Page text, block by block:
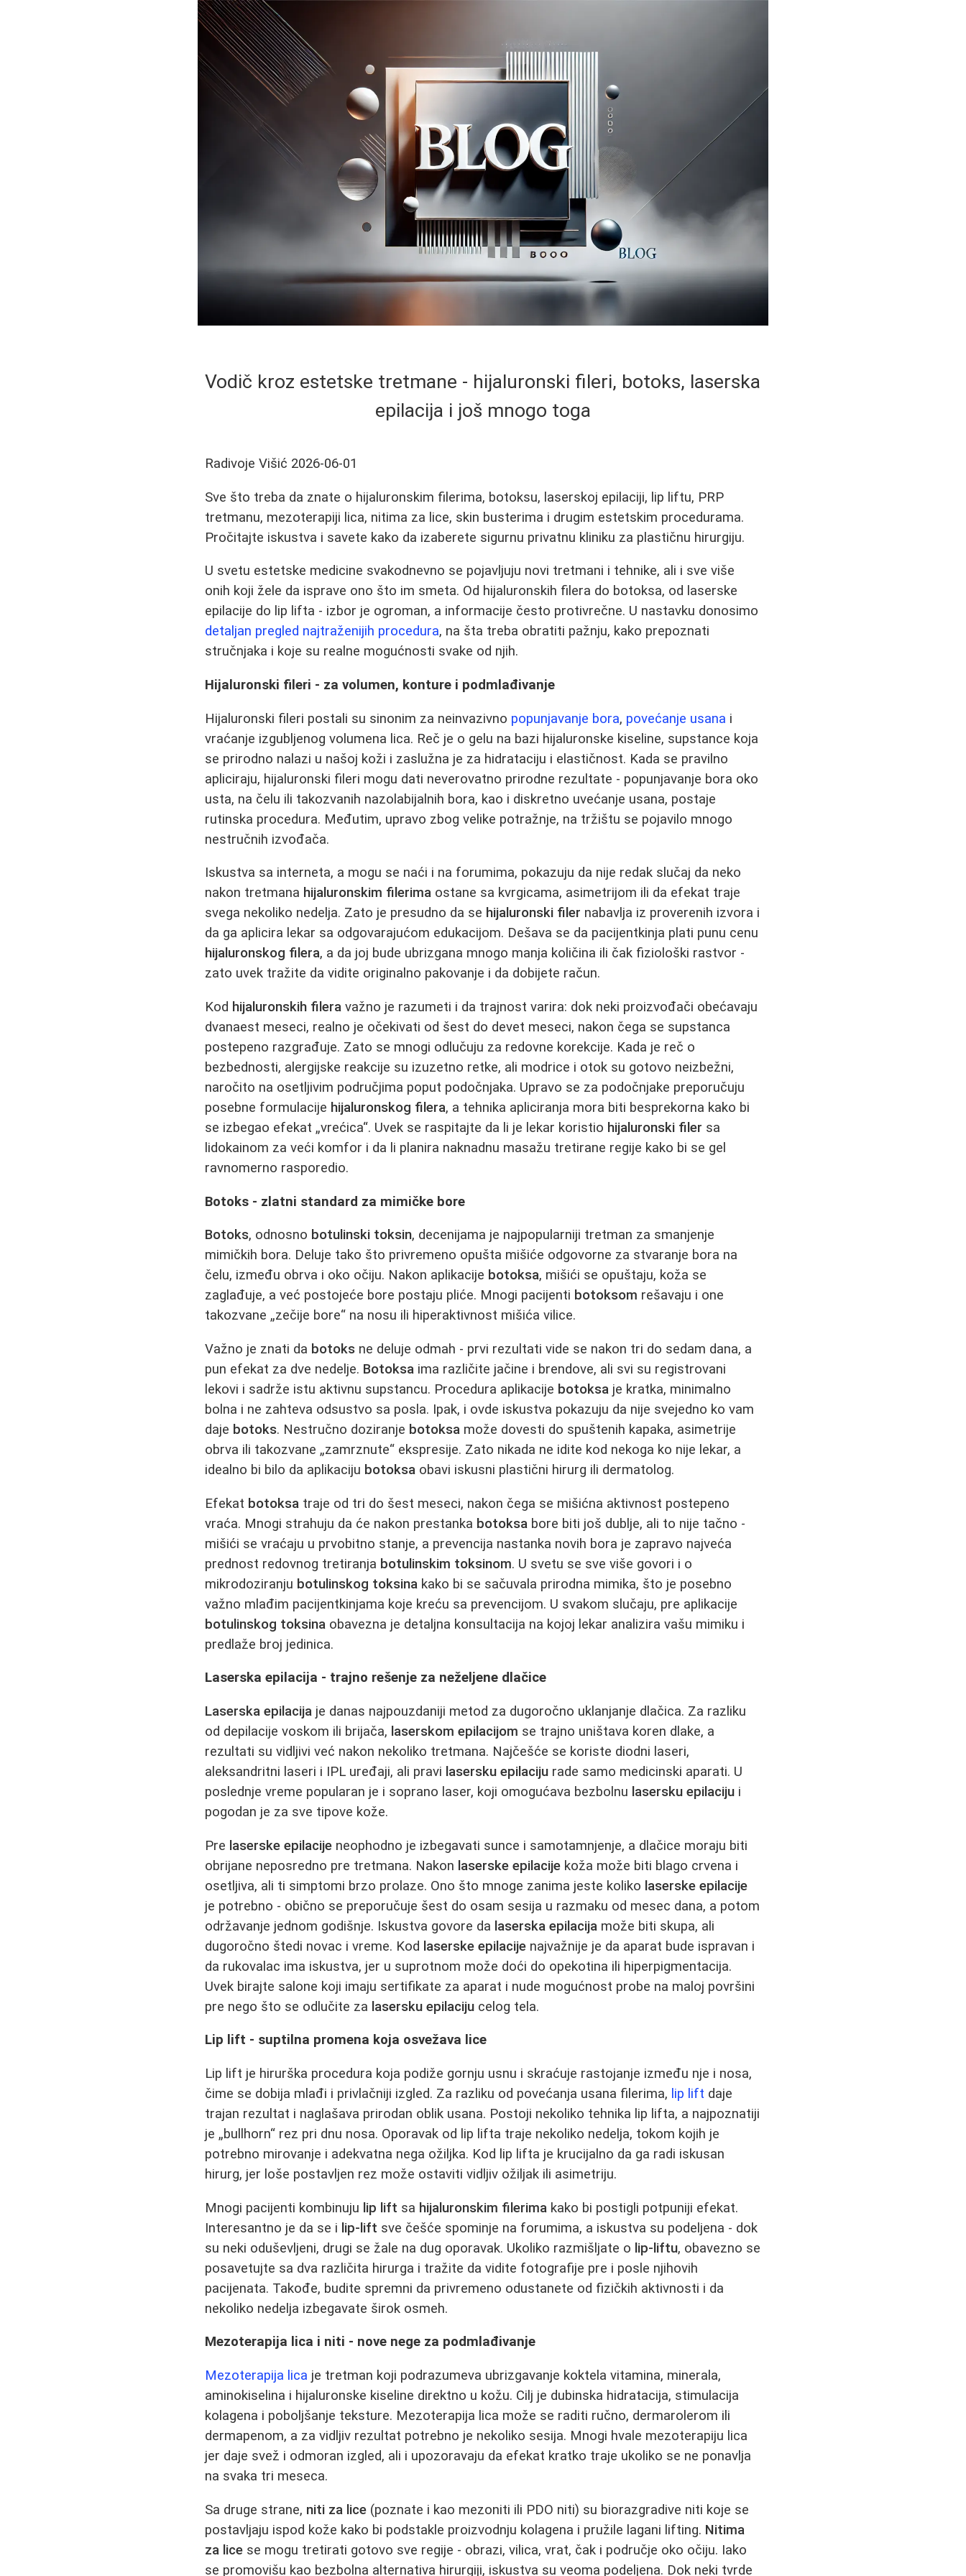
Vodič kroz estetske tretmane - hijaluronski fileri, botoks, laserska
epilacija i još mnogo toga
Radivoje Višić 2026-06-01
Sve što treba da znate o hijaluronskim filerima, botoksu, laserskoj epilaciji, lip liftu, PRP
tretmanu, mezoterapiji lica, nitima za lice, skin busterima i drugim estetskim procedurama.
Pročitajte iskustva i savete kako da izaberete sigurnu privatnu kliniku za plastičnu hirurgiju.
U svetu estetske medicine svakodnevno se pojavljuju novi tretmani i tehnike, ali i sve više
onih koji žele da isprave ono što im smeta. Od hijaluronskih filera do botoksa, od laserske
epilacije do lip lifta - izbor je ogroman, a informacije često protivrečne. U nastavku donosimo
detaljan pregled najtraženijih procedura, na šta treba obratiti pažnju, kako prepoznati
stručnjaka i koje su realne mogućnosti svake od njih.
Hijaluronski fileri - za volumen, konture i podmlađivanje
Hijaluronski fileri postali su sinonim za neinvazivno popunjavanje bora, povećanje usana i
vraćanje izgubljenog volumena lica. Reč je o gelu na bazi hijaluronske kiseline, supstance koja
se prirodno nalazi u našoj koži i zaslužna je za hidrataciju i elastičnost. Kada se pravilno
apliciraju, hijaluronski fileri mogu dati neverovatno prirodne rezultate - popunjavanje bora oko
usta, na čelu ili takozvanih nazolabijalnih bora, kao i diskretno uvećanje usana, postaje
rutinska procedura. Međutim, upravo zbog velike potražnje, na tržištu se pojavilo mnogo
nestručnih izvođača.
Iskustva sa interneta, a mogu se naći i na forumima, pokazuju da nije redak slučaj da neko
nakon tretmana hijaluronskim filerima ostane sa kvrgicama, asimetrijom ili da efekat traje
svega nekoliko nedelja. Zato je presudno da se hijaluronski filer nabavlja iz proverenih izvora i
da ga aplicira lekar sa odgovarajućom edukacijom. Dešava se da pacijentkinja plati punu cenu
hijaluronskog filera, a da joj bude ubrizgana mnogo manja količina ili čak fiziološki rastvor -
zato uvek tražite da vidite originalno pakovanje i da dobijete račun.
Kod hijaluronskih filera važno je razumeti i da trajnost varira: dok neki proizvođači obećavaju
dvanaest meseci, realno je očekivati od šest do devet meseci, nakon čega se supstanca
postepeno razgrađuje. Zato se mnogi odlučuju za redovne korekcije. Kada je reč o
bezbednosti, alergijske reakcije su izuzetno retke, ali modrice i otok su gotovo neizbežni,
naročito na osetljivim područjima poput podočnjaka. Upravo se za podočnjake preporučuju
posebne formulacije hijaluronskog filera, a tehnika apliciranja mora biti besprekorna kako bi
se izbegao efekat „vrećica“. Uvek se raspitajte da li je lekar koristio hijaluronski filer sa
lidokainom za veći komfor i da li planira naknadnu masažu tretirane regije kako bi se gel
ravnomerno rasporedio.
Botoks - zlatni standard za mimičke bore
Botoks, odnosno botulinski toksin, decenijama je najpopularniji tretman za smanjenje
mimičkih bora. Deluje tako što privremeno opušta mišiće odgovorne za stvaranje bora na
čelu, između obrva i oko očiju. Nakon aplikacije botoksa, mišići se opuštaju, koža se
zaglađuje, a već postojeće bore postaju pliće. Mnogi pacijenti botoksom rešavaju i one
takozvane „zečije bore“ na nosu ili hiperaktivnost mišića vilice.
Važno je znati da botoks ne deluje odmah - prvi rezultati vide se nakon tri do sedam dana, a
pun efekat za dve nedelje. Botoksa ima različite jačine i brendove, ali svi su registrovani
lekovi i sadrže istu aktivnu supstancu. Procedura aplikacije botoksa je kratka, minimalno
bolna i ne zahteva odsustvo sa posla. Ipak, i ovde iskustva pokazuju da nije svejedno ko vam
daje botoks. Nestručno doziranje botoksa može dovesti do spuštenih kapaka, asimetrije
obrva ili takozvane „zamrznute“ ekspresije. Zato nikada ne idite kod nekoga ko nije lekar, a
idealno bi bilo da aplikaciju botoksa obavi iskusni plastični hirurg ili dermatolog.
Efekat botoksa traje od tri do šest meseci, nakon čega se mišićna aktivnost postepeno
vraća. Mnogi strahuju da će nakon prestanka botoksa bore biti još dublje, ali to nije tačno -
mišići se vraćaju u prvobitno stanje, a prevencija nastanka novih bora je zapravo najveća
prednost redovnog tretiranja botulinskim toksinom. U svetu se sve više govori i o
mikrodoziranju botulinskog toksina kako bi se sačuvala prirodna mimika, što je posebno
važno mlađim pacijentkinjama koje kreću sa prevencijom. U svakom slučaju, pre aplikacije
botulinskog toksina obavezna je detaljna konsultacija na kojoj lekar analizira vašu mimiku i
predlaže broj jedinica.
Laserska epilacija - trajno rešenje za neželjene dlačice
Laserska epilacija je danas najpouzdaniji metod za dugoročno uklanjanje dlačica. Za razliku
od depilacije voskom ili brijača, laserskom epilacijom se trajno uništava koren dlake, a
rezultati su vidljivi već nakon nekoliko tretmana. Najčešće se koriste diodni laseri,
aleksandritni laseri i IPL uređaji, ali pravi lasersku epilaciju rade samo medicinski aparati. U
poslednje vreme popularan je i soprano laser, koji omogućava bezbolnu lasersku epilaciju i
pogodan je za sve tipove kože.
Pre laserske epilacije neophodno je izbegavati sunce i samotamnjenje, a dlačice moraju biti
obrijane neposredno pre tretmana. Nakon laserske epilacije koža može biti blago crvena i
osetljiva, ali ti simptomi brzo prolaze. Ono što mnoge zanima jeste koliko laserske epilacije
je potrebno - obično se preporučuje šest do osam sesija u razmaku od mesec dana, a potom
održavanje jednom godišnje. Iskustva govore da laserska epilacija može biti skupa, ali
dugoročno štedi novac i vreme. Kod laserske epilacije najvažnije je da aparat bude ispravan i
da rukovalac ima iskustva, jer u suprotnom može doći do opekotina ili hiperpigmentacija.
Uvek birajte salone koji imaju sertifikate za aparat i nude mogućnost probe na maloj površini
pre nego što se odlučite za lasersku epilaciju celog tela.
Lip lift - suptilna promena koja osvežava lice
Lip lift je hirurška procedura koja podiže gornju usnu i skraćuje rastojanje između nje i nosa,
čime se dobija mlađi i privlačniji izgled. Za razliku od povećanja usana filerima, lip lift daje
trajan rezultat i naglašava prirodan oblik usana. Postoji nekoliko tehnika lip lifta, a najpoznatiji
je „bullhorn“ rez pri dnu nosa. Oporavak od lip lifta traje nekoliko nedelja, tokom kojih je
potrebno mirovanje i adekvatna nega ožiljka. Kod lip lifta je krucijalno da ga radi iskusan
hirurg, jer loše postavljen rez može ostaviti vidljiv ožiljak ili asimetriju.
Mnogi pacijenti kombinuju lip lift sa hijaluronskim filerima kako bi postigli potpuniji efekat.
Interesantno je da se i lip-lift sve češće spominje na forumima, a iskustva su podeljena - dok
su neki oduševljeni, drugi se žale na dug oporavak. Ukoliko razmišljate o lip-liftu, obavezno se
posavetujte sa dva različita hirurga i tražite da vidite fotografije pre i posle njihovih
pacijenata. Takođe, budite spremni da privremeno odustanete od fizičkih aktivnosti i da
nekoliko nedelja izbegavate širok osmeh.
Mezoterapija lica i niti - nove nege za podmlađivanje
Mezoterapija lica je tretman koji podrazumeva ubrizgavanje koktela vitamina, minerala,
aminokiselina i hijaluronske kiseline direktno u kožu. Cilj je dubinska hidratacija, stimulacija
kolagena i poboljšanje teksture. Mezoterapija lica može se raditi ručno, dermarolerom ili
dermapenom, a za vidljiv rezultat potrebno je nekoliko sesija. Mnogi hvale mezoterapiju lica
jer daje svež i odmoran izgled, ali i upozoravaju da efekat kratko traje ukoliko se ne ponavlja
na svaka tri meseca.
Sa druge strane, niti za lice (poznate i kao mezoniti ili PDO niti) su biorazgradive niti koje se
postavljaju ispod kože kako bi podstakle proizvodnju kolagena i pružile lagani lifting. Nitima
za lice se mogu tretirati gotovo sve regije - obrazi, vilica, vrat, čak i područje oko očiju. Iako
se promovišu kao bezbolna alternativa hirurgiji, iskustva su veoma podeljena. Dok neki tvrde